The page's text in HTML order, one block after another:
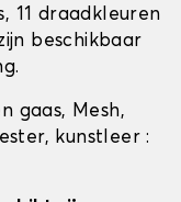
11 draadkleuren
beschikbaar
gaas, Mesh,
kunstleer :